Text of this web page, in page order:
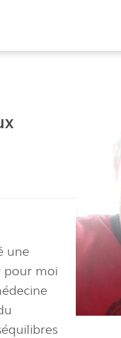
une
pour moi